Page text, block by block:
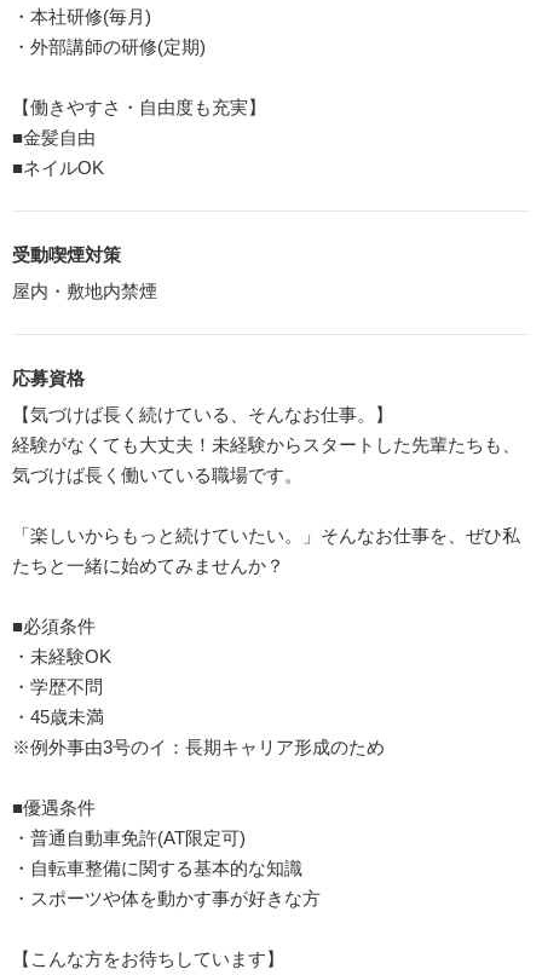
・本社研修(毎月)
・外部講師の研修(定期)
【働きやすさ・自由度も充実】
■金髪自由
■ネイルOK
受動喫煙対策
屋内・敷地内禁煙
応募資格
【気づけば長く続けている、そんなお仕事。】
経験がなくても大丈夫！未経験からスタートした先輩たちも、
気づけば長く働いている職場です。
「楽しいからもっと続けていたい。」そんなお仕事を、ぜひ私
たちと一緒に始めてみませんか？
■必須条件
・未経験OK
・学歴不問
・45歳未満
※例外事由3号のイ：長期キャリア形成のため
■優遇条件
・普通自動車免許(AT限定可)
・自転車整備に関する基本的な知識
・スポーツや体を動かす事が好きな方
【こんな方をお待ちしています】